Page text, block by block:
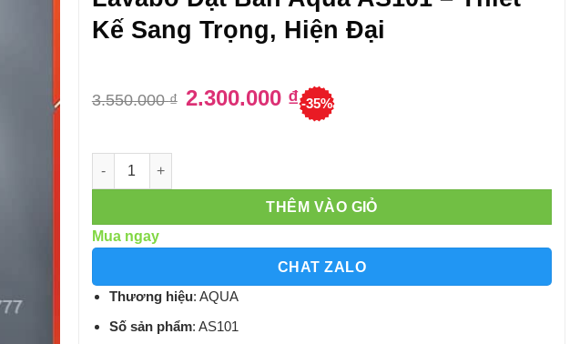
Kế Sang Trọng, Hiện Đại
3.550.000₫ Giá
gốc
2.300.000 ₫Giá
hiện
tại
-35%
Số lượng
THÊM VÀO GIỎ
Mua ngay
CHAT ZALO
Thương hiệu: AQUA
Số sản phẩm: AS101